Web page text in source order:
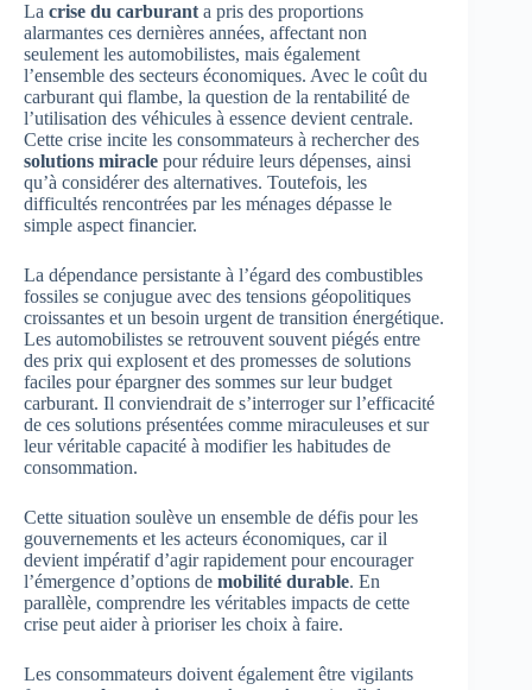
La crise du carburant a pris des proportions
alarmantes ces dernières années, affectant non
seulement les automobilistes, mais également
l’ensemble des secteurs économiques. Avec le coût du
carburant qui flambe, la question de la rentabilité de
l’utilisation des véhicules à essence devient centrale.
Cette crise incite les consommateurs à rechercher des
solutions miracle pour réduire leurs dépenses, ainsi
qu’à considérer des alternatives. Toutefois, les
difficultés rencontrées par les ménages dépasse le
simple aspect financier.
La dépendance persistante à l’égard des combustibles
fossiles se conjugue avec des tensions géopolitiques
croissantes et un besoin urgent de transition énergétique.
Les automobilistes se retrouvent souvent piégés entre
des prix qui explosent et des promesses de solutions
faciles pour épargner des sommes sur leur budget
carburant. Il conviendrait de s’interroger sur l’efficacité
de ces solutions présentées comme miraculeuses et sur
leur véritable capacité à modifier les habitudes de
consommation.
Cette situation soulève un ensemble de défis pour les
gouvernements et les acteurs économiques, car il
devient impératif d’agir rapidement pour encourager
l’émergence d’options de mobilité durable. En
parallèle, comprendre les véritables impacts de cette
crise peut aider à prioriser les choix à faire.
Les consommateurs doivent également être vigilants